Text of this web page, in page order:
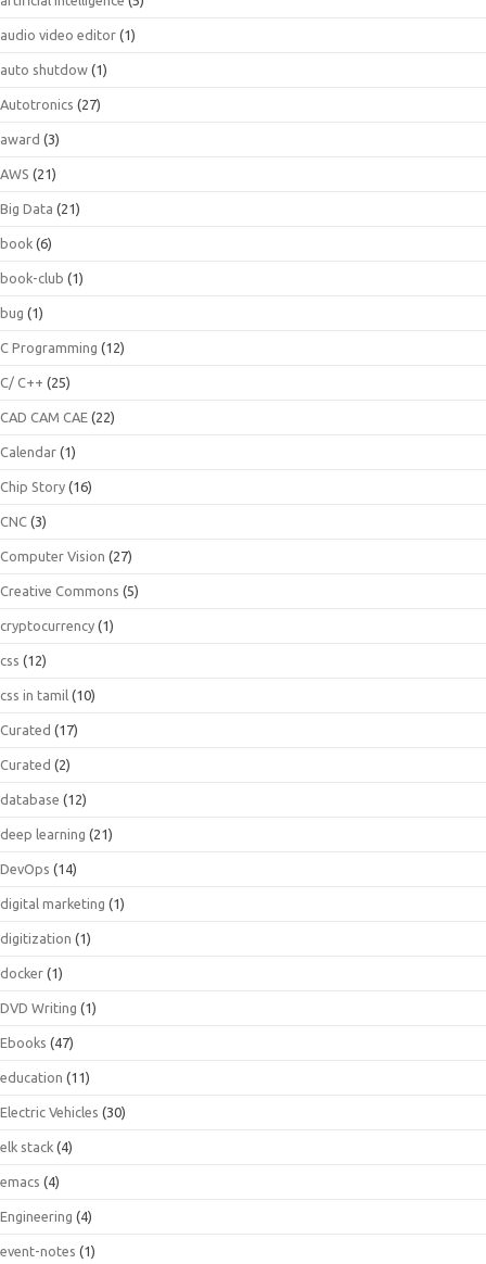
audio video editor (1)
auto shutdow (1)
Autotronics (27)
award (3)
AWS (21)
Big Data (21)
book (6)
book-club (1)
bug (1)
C Programming (12)
C/ C++ (25)
CAD CAM CAE (22)
Calendar (1)
Chip Story (16)
CNC (3)
Computer Vision (27)
Creative Commons (5)
cryptocurrency (1)
css (12)
css in tamil (10)
Curated (17)
Curated (2)
database (12)
deep learning (21)
DevOps (14)
digital marketing (1)
digitization (1)
docker (1)
DVD Writing (1)
Ebooks (47)
education (11)
Electric Vehicles (30)
elk stack (4)
emacs (4)
Engineering (4)
event-notes (1)